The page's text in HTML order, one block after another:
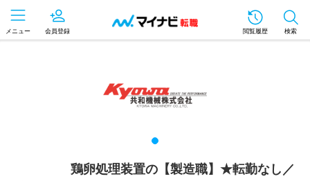
メニュー 会員登録 閲覧履歴 検索
鶏卵処理装置の【製造職】★転勤なし／